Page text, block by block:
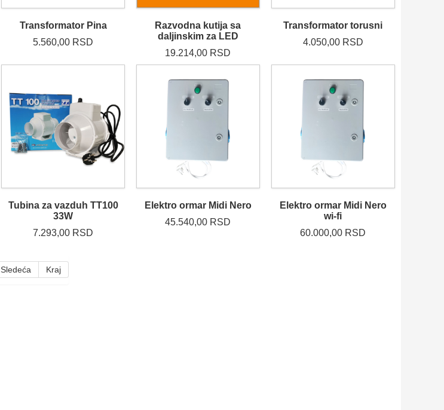
Transformator Pina
5.560,00 RSD
Razvodna kutija sa
daljinskim za LED
19.214,00 RSD
Transformator torusni
4.050,00 RSD
Tubina za vazduh TT100
33W
7.293,00 RSD
Elektro ormar Midi Nero
45.540,00 RSD
Elektro ormar Midi Nero
wi-fi
60.000,00 RSD
Sledeća Kraj